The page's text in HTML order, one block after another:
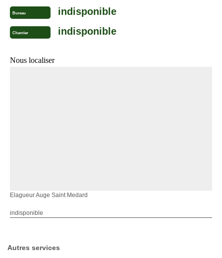
Bureau indisponible
Chantier indisponible
Nous localiser
Elagueur Auge Saint Medard
indisponible
Autres services